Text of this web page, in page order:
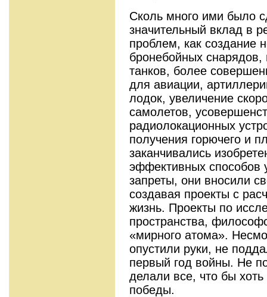
Сколь много ими было
значительный вклад в
проблем, как создание
бронебойных
танков, более
для авиации,
лодок, увеличение
самолетов,
радиолокационных
получения горючего и
заканчивались
эффективных способов
запреты, они вносили
создавая проекты с
жизнь. Проекты по
пространства,
«мирного атома».
опустили руки, не
первый год войны. Не
делали все, что бы
победы.